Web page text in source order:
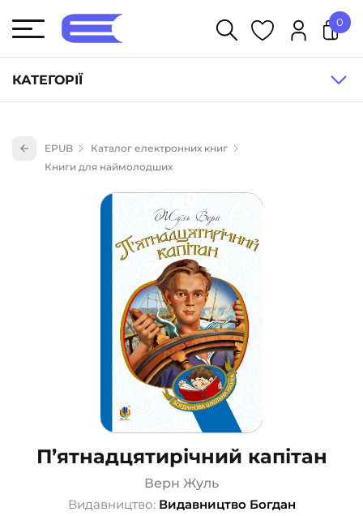
КАТЕГОРІЇ
Книги для дітей (835)
Науково-популярна література (1015)
Навчальна література та посібники (527)
Енциклопедії, довідники, словники (55)
Подарункові сертифікати (1)
0
EPUB
Каталог електронних книг
Книги для наймолодших
П’ятнадцятирічний капітан
Верн Жуль
Видавництво: Видавництво Богдан